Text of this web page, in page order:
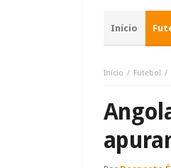
Início
Início Futebol